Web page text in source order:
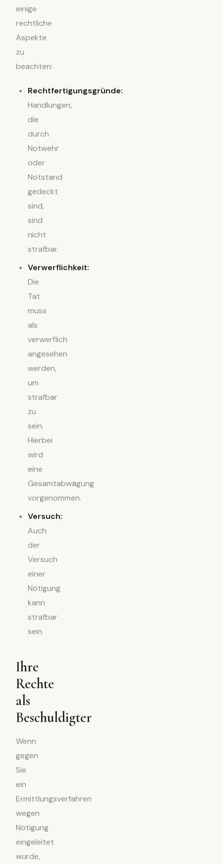
einige
rechtliche
Aspekte
zu
beachten:
Rechtfertigungsgründe:
Handlungen,
die
durch
Notwehr
oder
Notstand
gedeckt
sind,
sind
nicht
strafbar.
Verwerflichkeit:
Die
Tat
muss
als
verwerflich
angesehen
werden,
um
strafbar
zu
sein.
Hierbei
wird
eine
Gesamtabwägung
vorgenommen.
Versuch:
Auch
der
Versuch
einer
Nötigung
kann
strafbar
sein.
Ihre
Rechte
als
Beschuldigter
Wenn
gegen
Sie
ein
Ermittlungsverfahren
wegen
Nötigung
eingeleitet
wurde,